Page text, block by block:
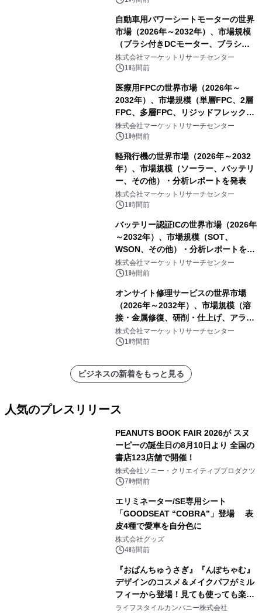
自動車用パワーシートモーターの世界
市場（2026年～2032年）、市場規模
（ブラシ付きDCモーター、ブラシレ
スDCモーター）・分析レポートを発
表
株式会社マーケットリサーチセンター
1時間前
医療用FPCの世界市場（2026年～
2032年）、市場規模（単層FPC、2層
FPC、多層FPC、リジッドフレックス
PCB）・分析レポートを発表
株式会社マーケットリサーチセンター
1時間前
軽飛行機の世界市場（2026年～2032
年）、市場規模（ソーラー、バッテリ
ー、その他）・分析レポートを発表
株式会社マーケットリサーチセンター
1時間前
バッテリー認証ICの世界市場（2026年
～2032年）、市場規模（SOT、
WSON、その他）・分析レポートを発
表
株式会社マーケットリサーチセンター
1時間前
オンサイト修理サービスの世界市場
（2026年～2032年）、市場規模（溶
接・金属修復、研削・仕上げ、アライ
メント、その他）・分析レポートを発
表
株式会社マーケットリサーチセンター
1時間前
ビジネスの新着をもっと見る
人気のプレスリリース
PEANUTS BOOK FAIR 2026が スヌ
ーピーの誕生日の8月10日より 全国の
書店123店舗で開催！
株式会社ソニー・クリエイティブプロダクツ
7時間前
エリミネーター/SE専用シート
「GOODSEAT “COBRA”」登場 表
皮4種で愛車を自分色に
株式会社グッズ
4時間前
『おぱんちゅうさぎ』『んぽちゃむ』
デザインのコスメ＆メイクパフがミル
フィーから登場！見ても使っても楽し
い、ポップでキュートなコレクショ
ライフスタイルカンパニー株式会社